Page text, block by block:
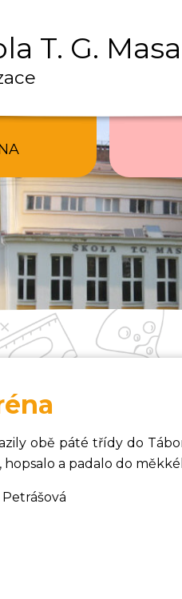
T. G.
obě páté třídy do
hopsalo a padalo do